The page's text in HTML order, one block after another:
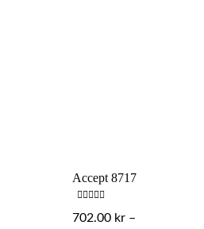
Accept 8717
0
702.00 kr –